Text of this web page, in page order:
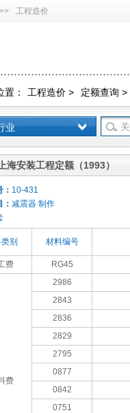
工程造价
置： 工程造价 > 定额查询 >
业
海安装工程定额（1993）
10-431
减震器 制作
别 材料编号
费 RG45
费
2986
2843
2836
2829
2795
0877
0842
0751